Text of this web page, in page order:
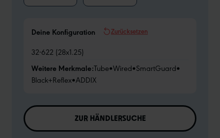
Deine Konfiguration Zurücksetzen
32-622 (28x1.25)
Weitere Merkmale:Tube•Wired•SmartGuard•
Black+Reflex•ADDIX
ZUR HÄNDLERSUCHE